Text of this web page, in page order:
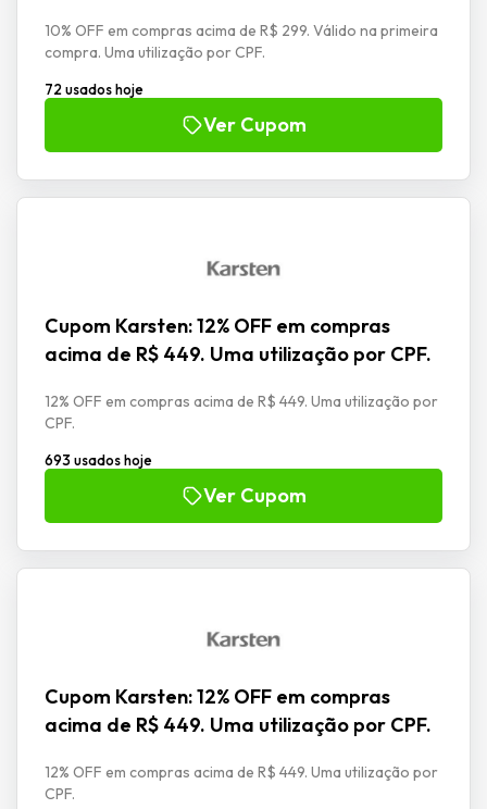
10% OFF em compras acima de R$ 299. Válido na primeira
compra. Uma utilização por CPF.
72 usados hoje
Ver Cupom
Cupom Karsten: 12% OFF em compras
acima de R$ 449. Uma utilização por CPF.
12% OFF em compras acima de R$ 449. Uma utilização por
CPF.
693 usados hoje
Ver Cupom
Cupom Karsten: 12% OFF em compras
acima de R$ 449. Uma utilização por CPF.
12% OFF em compras acima de R$ 449. Uma utilização por
CPF.